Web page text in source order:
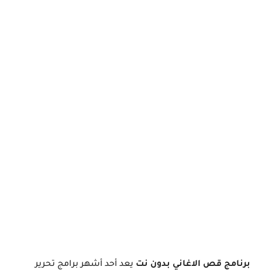
برنامج قص الاغاني بدون نت يعد أحد أشهر برامج تحرير